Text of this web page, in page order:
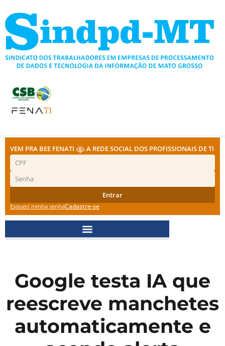
para
conteúdo
VEM PRA BEE FENATI A REDE SOCIAL DOS PROFISSIONAIS DE TI
Entrar
Esqueci minha senhaCadastre-se
Google testa IA que
reescreve manchetes
automaticamente e